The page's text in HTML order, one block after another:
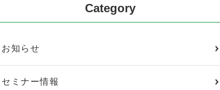
Category
お知らせ
セミナー情報